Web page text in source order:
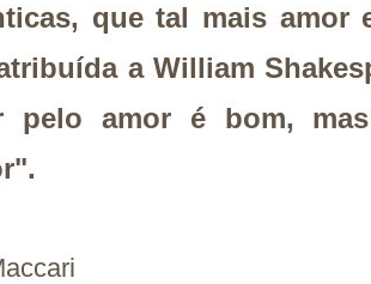
que tal mais amor
a William
pelo amor é bom,